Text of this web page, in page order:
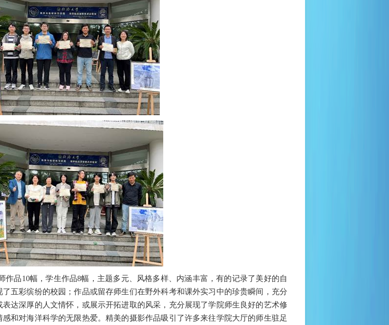
作品10幅，学生作品8幅，主题多元、风格多样、内涵丰富，有的记录了美好的自
五彩缤纷的校园；作品或留存师生们在野外科考和课外实习中的珍贵瞬间，充分
达深厚的人文情怀，或展示开拓进取的风采，充分展现了学院师生良好的艺术修
和对海洋科学的无限热爱。精美的摄影作品吸引了许多来往学院大厅的师生驻足